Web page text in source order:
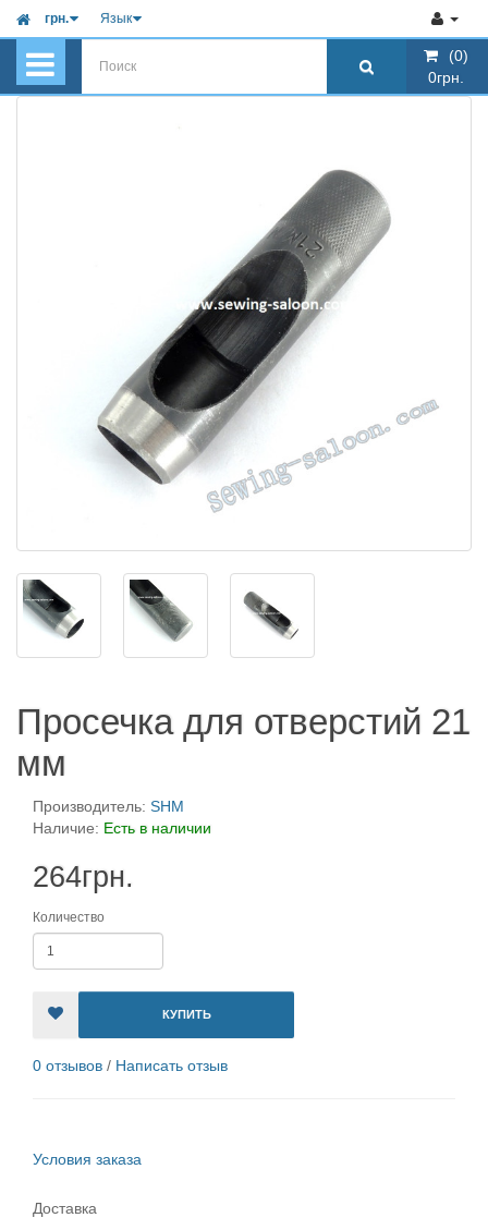
грн. Язык
(0)
0грн.
Просечка для отверстий 21
мм
Производитель: SHM
Наличие: Есть в наличии
264грн.
Количество
КУПИТЬ
0 отзывов / Написать отзыв
Условия заказа
Доставка